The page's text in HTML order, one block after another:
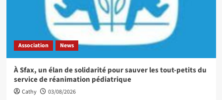
Association News
À Sfax, un élan de solidarité pour sauver les tout-petits du
service de réanimation pédiatrique
Cathy 03/08/2026